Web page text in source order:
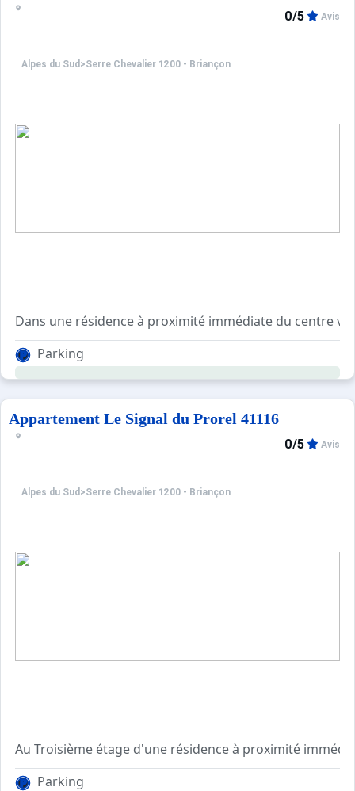
Alpes du Sud >Serre Chevalier 1200 - Briançon
0/5 Avis
Dans une résidence à proximité immédiate du centre
Idéal pour des vacances sans voiture !
Parking
Appartement Le Signal du Prorel 41116
Alpes du Sud >Serre Chevalier 1200 - Briançon
0/5 Avis
Au Troisième étage d'une résidence à proximité
Parking